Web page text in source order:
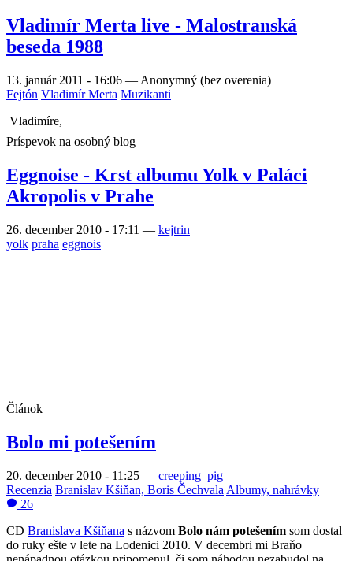
Vladimír Merta live - Malostranská
beseda 1988
13. január 2011 - 16:06 — Anonymný (bez overenia)
Fejtón Vladimír Merta Muzikanti
Vladimíre,
Príspevok na osobný blog
Eggnoise - Krst albumu Yolk v Paláci
Akropolis v Prahe
26. december 2010 - 17:11 — kejtrin
yolk praha eggnois
Článok
Bolo mi potešením
20. december 2010 - 11:25 — creeping_pig
Recenzia Branislav Kšiňan, Boris Čechvala Albumy, nahrávky
26
CD Branislava Kšiňana s názvom Bolo nám potešením som dostal
do ruky ešte v lete na Lodenici 2010. V decembri mi Braňo